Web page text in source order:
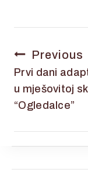
Previous
Prvi dani
u mješovitoj
“Ogledalce”